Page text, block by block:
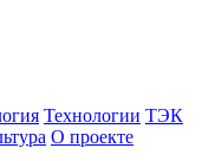
Технологии ТЭК
О проекте